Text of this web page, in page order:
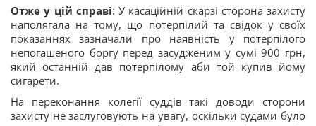
Отже у цій справі: У касаційній скарзі сторона захисту
наполягала на тому, що потерпілий та свідок у своїх
показаннях зазначали про наявність у потерпілого
непогашеного боргу перед засудженим у сумі 900 грн,
який останній дав потерпілому аби той купив йому
сигарети.
На переконання колегії суддів такі доводи сторони
захисту не заслуговують на увагу, оскільки судами було